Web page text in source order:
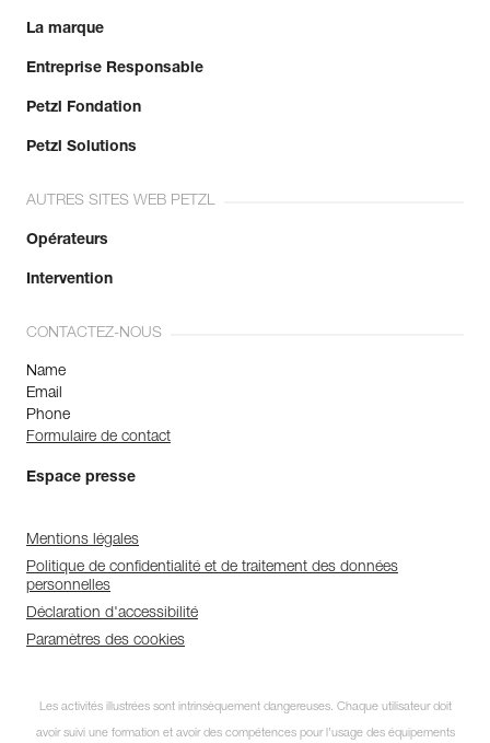
La marque
Entreprise Responsable
Petzl Fondation
Petzl Solutions
AUTRES SITES WEB PETZL
Opérateurs
Intervention
CONTACTEZ-NOUS
Name
Email
Phone
Formulaire de contact
Espace presse
Mentions légales
Politique de confidentialité et de traitement des données
personnelles
Déclaration d'accessibilité
Paramètres des cookies
Les activités illustrées sont intrinsèquement dangereuses. Chaque utilisateur doit
avoir suivi une formation et avoir des compétences pour l’usage des équipements